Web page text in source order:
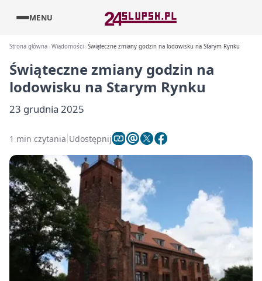
MENU
Strona główna Wiadomości Świąteczne zmiany godzin na lodowisku na Starym Rynku
Świąteczne zmiany godzin na
lodowisku na Starym Rynku
23 grudnia 2025
1 min czytania Udostępnij